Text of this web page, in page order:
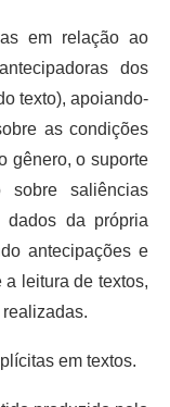
em relação ao
dos
texto), apoiando-
as condições
gênero, o suporte
saliências
dados da própria
antecipações e
leitura de textos,
em textos.